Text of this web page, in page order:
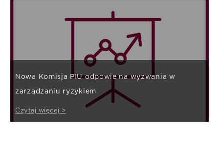
Nowa Komisja PIU odpowie na wyzwania w
zarządzaniu ryzykiem
Czytaj więcej >